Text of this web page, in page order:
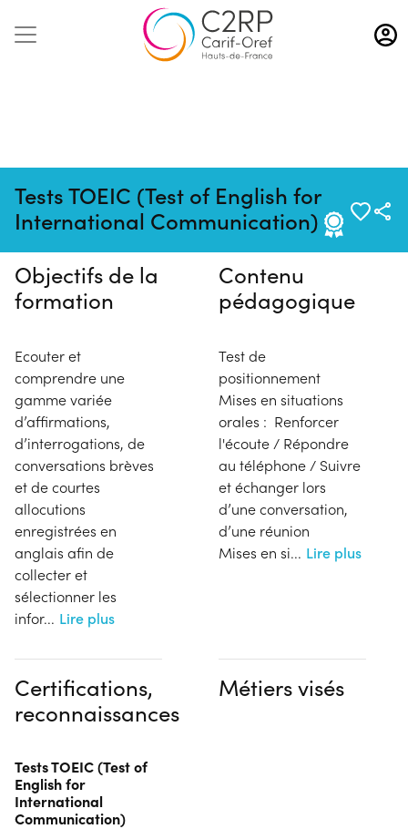
Aller
au
contenu
Tests TOEIC (Test of English for
International Communication)
Pas de session programmée en
ce moment
Objectifs de la
formation
Ecouter et
comprendre une
gamme variée
d’affirmations,
d’interrogations, de
conversations brèves
et de courtes
allocutions
enregistrées en
anglais afin de
collecter et
sélectionner les
infor... Lire plus
Contenu
pédagogique
Test de
positionnement
Mises en situations
orales : Renforcer
l'écoute / Répondre
au téléphone / Suivre
et échanger lors
d’une conversation,
d’une réunion
Mises en si... Lire plus
Certifications,
reconnaissances
Tests TOEIC (Test of
English for
International
Communication)
Métiers visés